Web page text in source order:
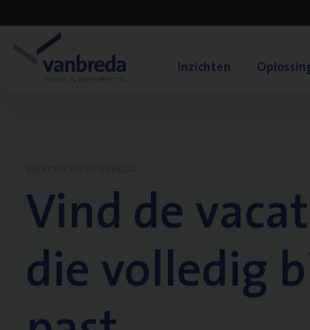
Inzichten
Vind de
die volledig